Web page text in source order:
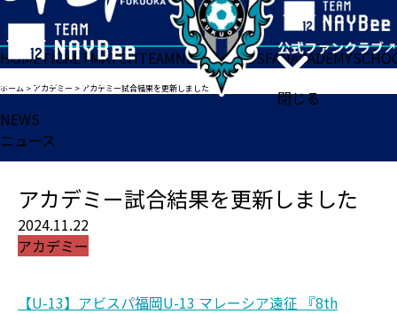
閉じる
HOMETICKETMATCHTEAMNEWSGOODSFANACADEMY
ホーム > アカデミー > アカデミー試合結果を更新しました
NEWS
ニュース
アカデミー試合結果を更新しました
2024.11.22
アカデミー
【U-13】アビスパ福岡U-13 マレーシア遠征 『8th